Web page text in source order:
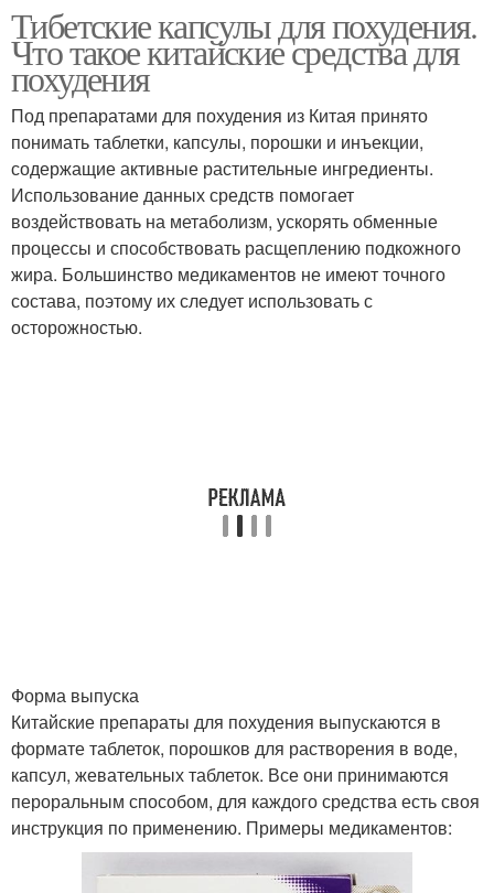
Тибетские капсулы для похудения.
Что такое китайские средства для
похудения
Под препаратами для похудения из Китая принято
понимать таблетки, капсулы, порошки и инъекции,
содержащие активные растительные ингредиенты.
Использование данных средств помогает
воздействовать на метаболизм, ускорять обменные
процессы и способствовать расщеплению подкожного
жира. Большинство медикаментов не имеют точного
состава, поэтому их следует использовать с
осторожностью.
Форма выпуска
Китайские препараты для похудения выпускаются в
формате таблеток, порошков для растворения в воде,
капсул, жевательных таблеток. Все они принимаются
пероральным способом, для каждого средства есть своя
инструкция по применению. Примеры медикаментов: